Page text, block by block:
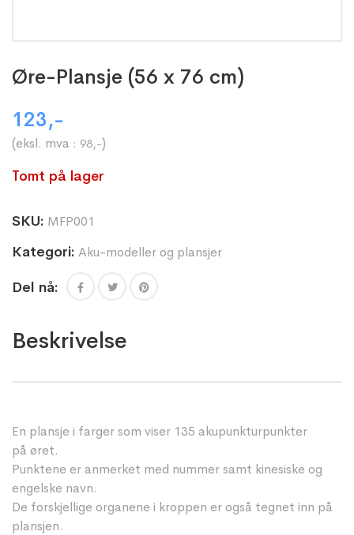
Øre-Plansje (56 x 76 cm)
123,-
(eksl. mva : 98,-)
Tomt på lager
SKU: MFP001
Kategori: Aku-modeller og plansjer
Del nå:
Beskrivelse
En plansje i farger som viser 135 akupunkturpunkter
på øret.
Punktene er anmerket med nummer samt kinesiske og
engelske navn.
De forskjellige organene i kroppen er også tegnet inn på
plansjen.